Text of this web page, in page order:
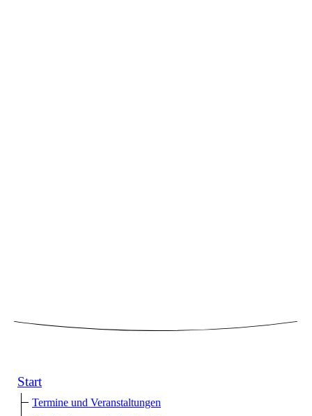
Start
Termine und Veranstaltungen